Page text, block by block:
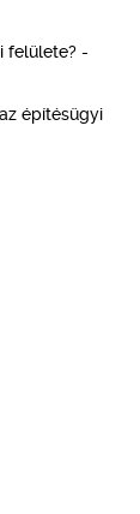
felülete? -
építésügyi